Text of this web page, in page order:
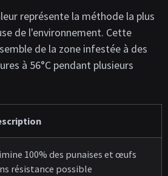
représente la méthode la plus
de l'environnement. Cette
de la zone infestée à des
à 56°C pendant plusieurs
100% des punaises et œufs
résistance possible